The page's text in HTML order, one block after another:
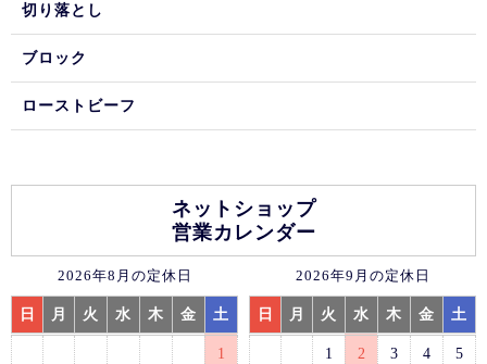
切り落とし
ブロック
ローストビーフ
ネットショップ
営業カレンダー
2026年8月の定休日
日 月 火 水 木 金 土
1
2026年9月の定休日
日 月 火 水 木 金 土
1 2 3 4 5